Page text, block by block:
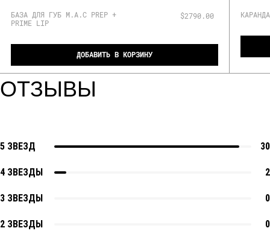
БАЗА ДЛЯ ГУБ M.A.C PREP +
PRIME LIP
$2790.00
ДОБАВИТЬ В КОРЗИНУ
ОТЗЫВЫ
5 ЗВЕЗД 30
4 ЗВЕЗДЫ 2
3 ЗВЕЗДЫ 0
2 ЗВЕЗДЫ 0